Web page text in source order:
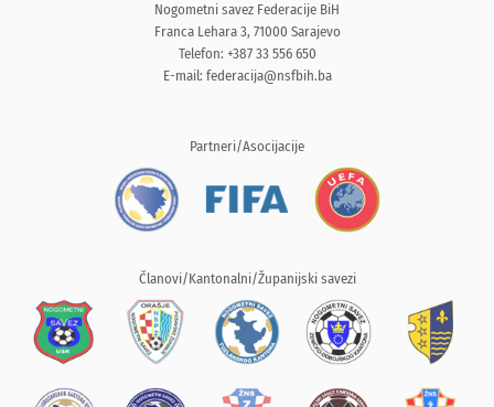
Nogometni savez Federacije BiH
Franca Lehara 3, 71000 Sarajevo
Telefon: +387 33 556 650
E-mail: federacija@nsfbih.ba
Partneri/Asocijacije
Članovi/Kantonalni/Županijski savezi